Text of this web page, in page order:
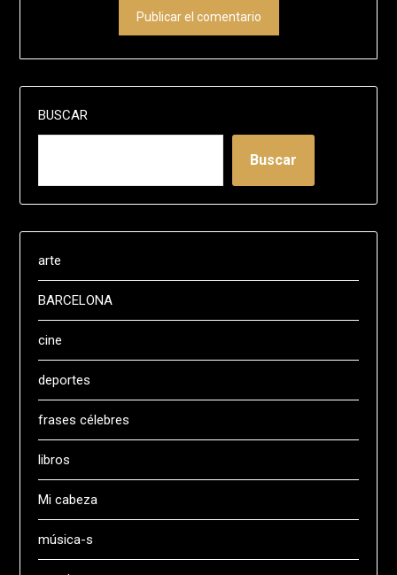
BUSCAR
Buscar
arte
BARCELONA
cine
deportes
frases célebres
libros
Mi cabeza
música-s